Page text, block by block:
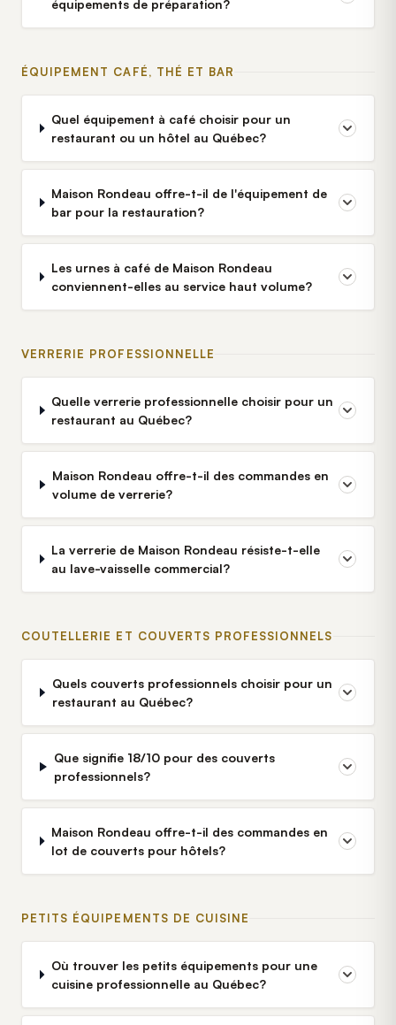
équipements de préparation?
ÉQUIPEMENT CAFÉ, THÉ ET BAR
Quel équipement à café choisir pour un
restaurant ou un hôtel au Québec?
Maison Rondeau offre-t-il de l'équipement de
bar pour la restauration?
Les urnes à café de Maison Rondeau
conviennent-elles au service haut volume?
VERRERIE PROFESSIONNELLE
Quelle verrerie professionnelle choisir pour un
restaurant au Québec?
Maison Rondeau offre-t-il des commandes en
volume de verrerie?
La verrerie de Maison Rondeau résiste-t-elle
au lave-vaisselle commercial?
COUTELLERIE ET COUVERTS PROFESSIONNELS
Quels couverts professionnels choisir pour un
restaurant au Québec?
Que signifie 18/10 pour des couverts
professionnels?
Maison Rondeau offre-t-il des commandes en
lot de couverts pour hôtels?
PETITS ÉQUIPEMENTS DE CUISINE
Où trouver les petits équipements pour une
cuisine professionnelle au Québec?